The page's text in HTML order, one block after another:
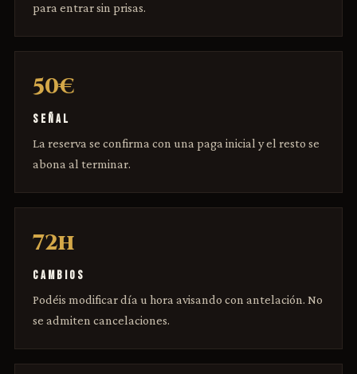
para entrar sin prisas.
50€
SEÑAL
La reserva se confirma con una paga inicial y el resto se
abona al terminar.
72h
CAMBIOS
Podéis modificar día u hora avisando con antelación. No
se admiten cancelaciones.